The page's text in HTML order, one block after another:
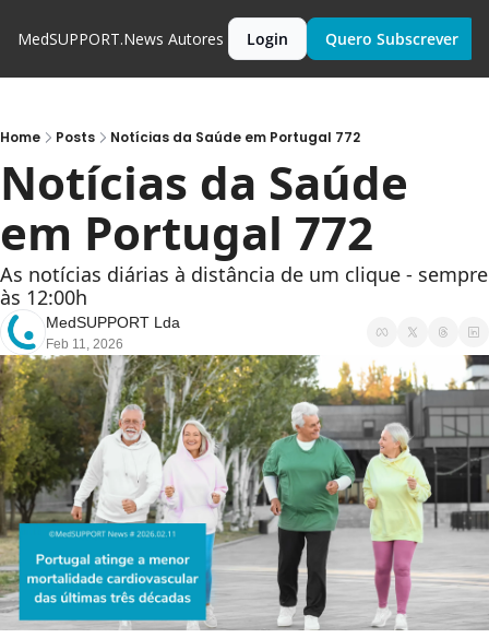
MedSUPPORT.News Autores Login Quero Subscrever
Home Posts Notícias da Saúde em Portugal 772
Notícias da Saúde
em Portugal 772
As notícias diárias à distância de um clique - sempre
às 12:00h
MedSUPPORT Lda
Feb 11, 2026